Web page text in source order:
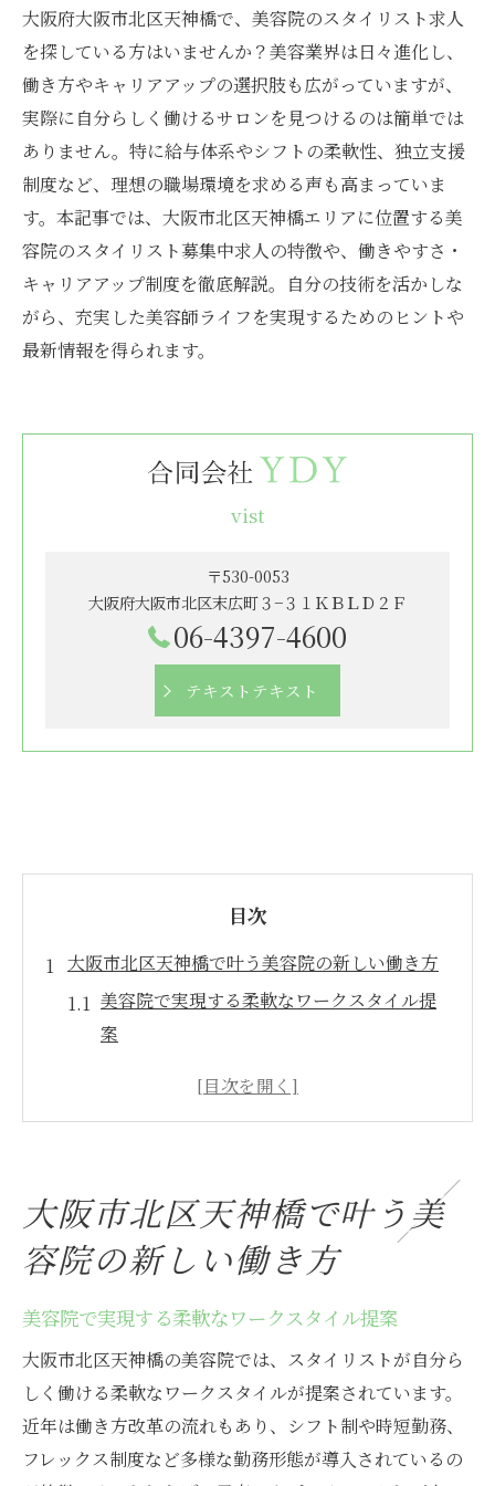
大阪府大阪市北区天神橋で、美容院のスタイリスト求人
を探している方はいませんか？美容業界は日々進化し、
働き方やキャリアアップの選択肢も広がっていますが、
実際に自分らしく働けるサロンを見つけるのは簡単では
ありません。特に給与体系やシフトの柔軟性、独立支援
制度など、理想の職場環境を求める声も高まっていま
す。本記事では、大阪市北区天神橋エリアに位置する美
容院のスタイリスト募集中求人の特徴や、働きやすさ・
キャリアアップ制度を徹底解説。自分の技術を活かしな
がら、充実した美容師ライフを実現するためのヒントや
最新情報を得られます。
vist
〒530-0053
大阪府大阪市北区末広町３−３１ＫＢＬＤ２Ｆ
06-4397-4600
テキストテキスト
目次
大阪市北区天神橋で叶う美容院の新しい働き方
美容院で実現する柔軟なワークスタイル提
案
美容院就職で注目すべき柔軟な制度とは
美容院選びで重視したい職場環境の特徴
美容院のスタイリスト求人が人気の背景
美容院で働く魅力と成長できる環境とは
美容院の求人選びで見逃せないポイント
美容院で求められるスキルや人物像を解説
美容院求人の注目ポイントと選び方のコツ
大阪市北区天神橋で叶う美
容院の新しい働き方
美容院で実現する柔軟なワークスタイル提案
大阪市北区天神橋の美容院では、スタイリストが自分ら
しく働ける柔軟なワークスタイルが提案されています。
近年は働き方改革の流れもあり、シフト制や時短勤務、
フレックス制度など多様な勤務形態が導入されているの